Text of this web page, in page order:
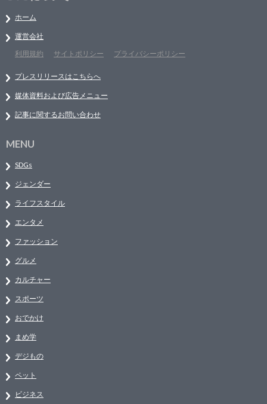
ホーム
運営会社
利用規約
サイトポリシー プライバシーポリシー
プレスリリースはこちらへ
媒体資料および広告メニュー
記事に関するお問い合わせ
MENU
SDGs
ジェンダー
ライフスタイル
エンタメ
ファッション
グルメ
カルチャー
スポーツ
おでかけ
まめ学
デジもの
ペット
ビジネス